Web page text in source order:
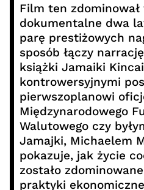
Film ten
dokumentalne dwa
parę prestiżowych
sposób łączy
książki Jamaiki
kontrowersyjnymi
pierwszoplanowi
Międzynarodowego
Walutowego czy
Jamajki, Michaelem
pokazuje, jak życie
zostało
praktyki